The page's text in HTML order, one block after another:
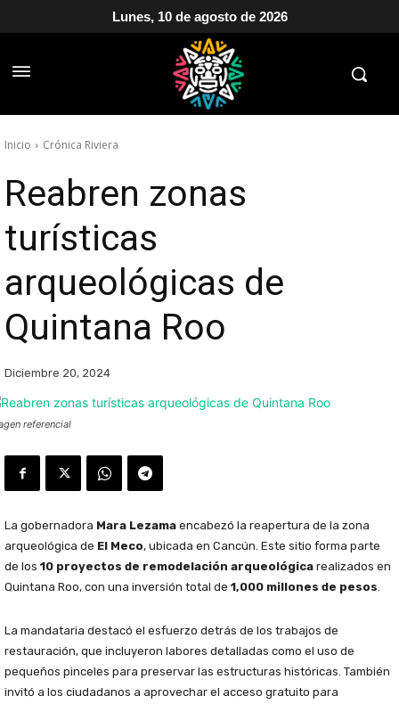
Lunes, 10 de agosto de 2026
Inicio Crónica Riviera
Reabren zonas
turísticas
arqueológicas de
Quintana Roo
Diciembre 20, 2024
referencial
La gobernadora Mara Lezama encabezó la reapertura de la zona
arqueológica de El Meco, ubicada en Cancún. Este sitio forma parte
de los 10 proyectos de remodelación arqueológica realizados en
Quintana Roo, con una inversión total de 1,000 millones de pesos.
La mandataria destacó el esfuerzo detrás de los trabajos de
restauración, que incluyeron labores detalladas como el uso de
pequeños pinceles para preservar las estructuras históricas. También
invitó a los ciudadanos a aprovechar el acceso gratuito para